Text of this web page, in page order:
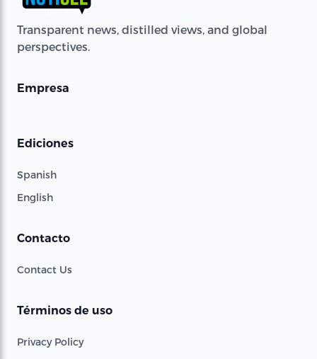
Transparent news, distilled views, and global
perspectives.
Empresa
Ediciones
Spanish
English
Contacto
Contact Us
Términos de uso
Privacy Policy